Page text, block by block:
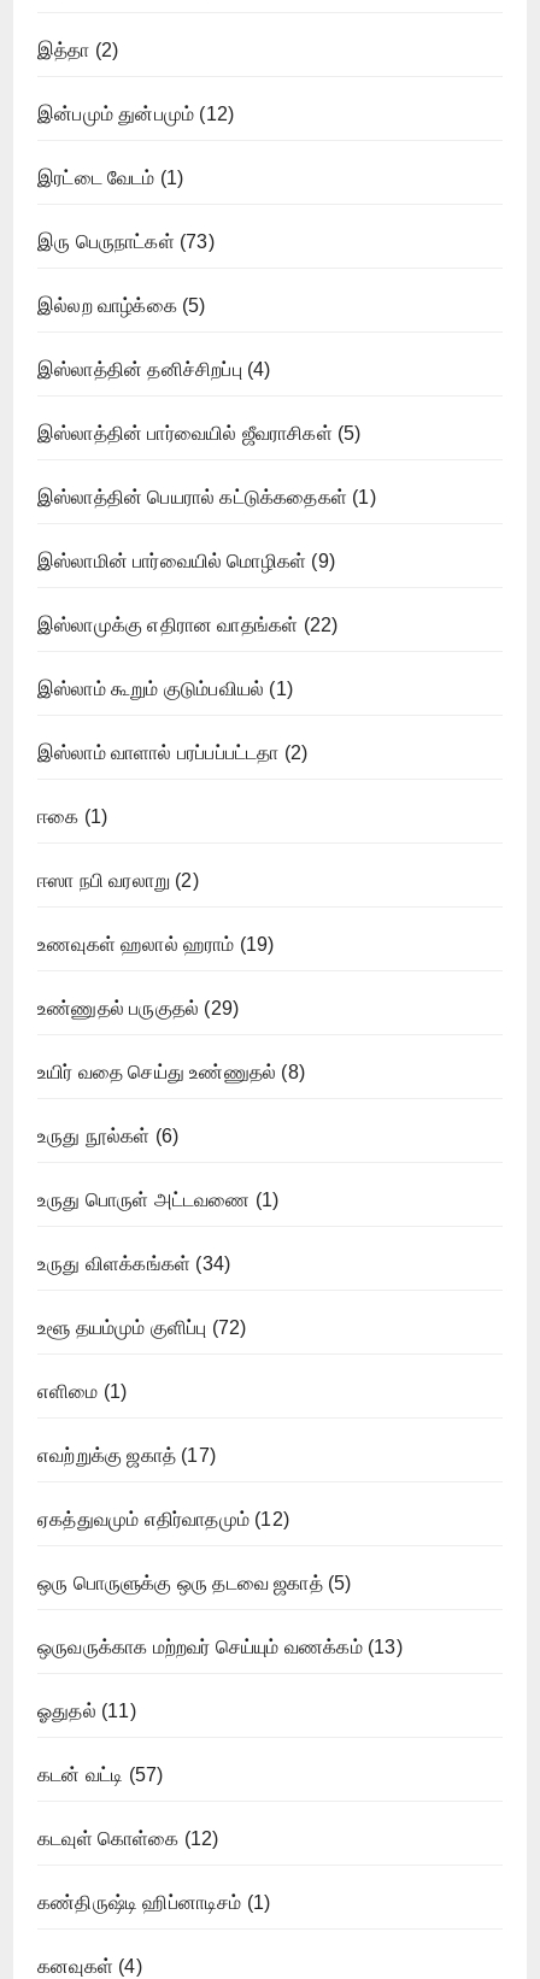
இத்தா (2)
இன்பமும் துன்பமும் (12)
இரட்டை வேடம் (1)
இரு பெருநாட்கள் (73)
இல்லற வாழ்க்கை(5)
இஸ்லாத்தின் தனிச்சிறப்பு (4)
இஸ்லாத்தின் பார்வையில் ஜீவராசிகள் (5)
இஸ்லாத்தின் பெயரால் கட்டுக்கதைகள் (1)
இஸ்லாமின் பார்வையில் மொழிகள் (9)
இஸ்லாமுக்கு எதிரான வாதங்கள் (22)
இஸ்லாம் கூறும் குடும்பவியல் (1)
இஸ்லாம் வாளால் பரப்பப்பட்டதா (2)
ஈகை (1)
ஈஸா நபி வரலாறு (2)
உணவுகள் ஹலால் ஹராம் (19)
உண்ணுதல் பருகுதல் (29)
உயிர் வதை செய்து உண்ணுதல் (8)
உருது நூல்கள் (6)
உருது பொருள் அட்டவணை (1)
உருது விளக்கங்கள் (34)
உளூ தயம்மும் குளிப்பு (72)
எளிமை (1)
எவற்றுக்கு ஜகாத் (17)
ஏகத்துவமும் எதிர்வாதமும் (12)
ஒரு பொருளுக்கு ஒரு தடவை ஜகாத்(5)
ஒருவருக்காக மற்றவர் செய்யும் வணக்கம்(13)
ஓதுதல் (11)
கடன் வட்டி (57)
கடவுள் கொள்கை (12)
கண்திருஷ்டி ஹிப்னாடிசம் (1)
கனவுகள் (4)